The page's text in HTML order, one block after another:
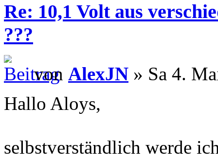
Re: 10,1 Volt aus
???
von AlexJN » Sa 4.
Hallo Aloys,
selbstverständlich werde